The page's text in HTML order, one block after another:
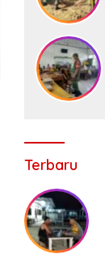
Terbaru